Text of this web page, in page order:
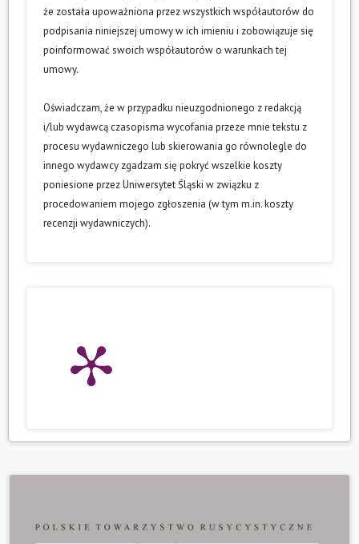
że została upoważniona przez wszystkich współautorów do
podpisania niniejszej umowy w ich imieniu i zobowiązuje się
poinformować swoich współautorów o warunkach tej
umowy.
Oświadczam, że w przypadku nieuzgodnionego z redakcją
i/lub wydawcą czasopisma wycofania przeze mnie tekstu z
procesu wydawniczego lub skierowania go równolegle do
innego wydawcy zgadzam się pokryć wszelkie koszty
poniesione przez Uniwersytet Śląski w związku z
procedowaniem mojego zgłoszenia (w tym m.in. koszty
recenzji wydawniczych).